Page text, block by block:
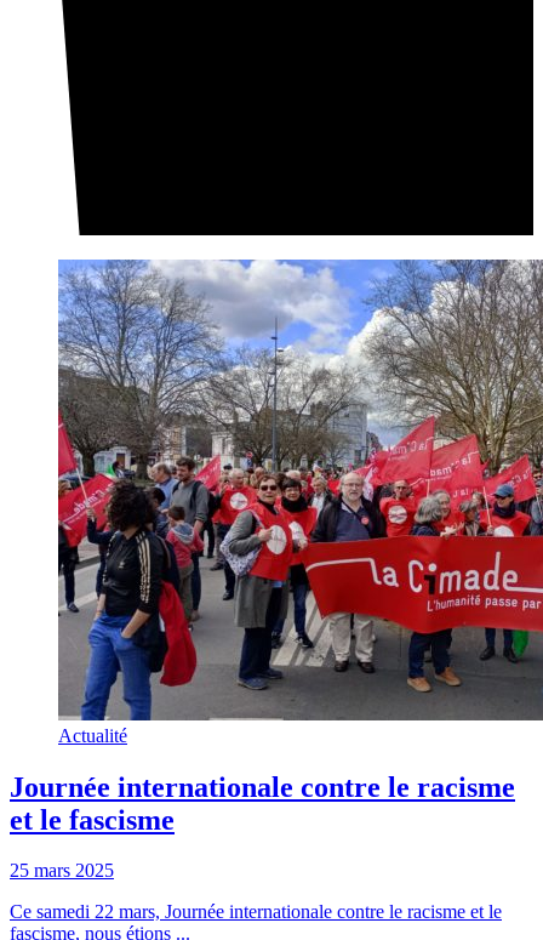
Actualité
Journée internationale contre le racisme
et le fascisme
25 mars 2025
Ce samedi 22 mars, Journée internationale contre le racisme et le
fascisme, nous étions ...